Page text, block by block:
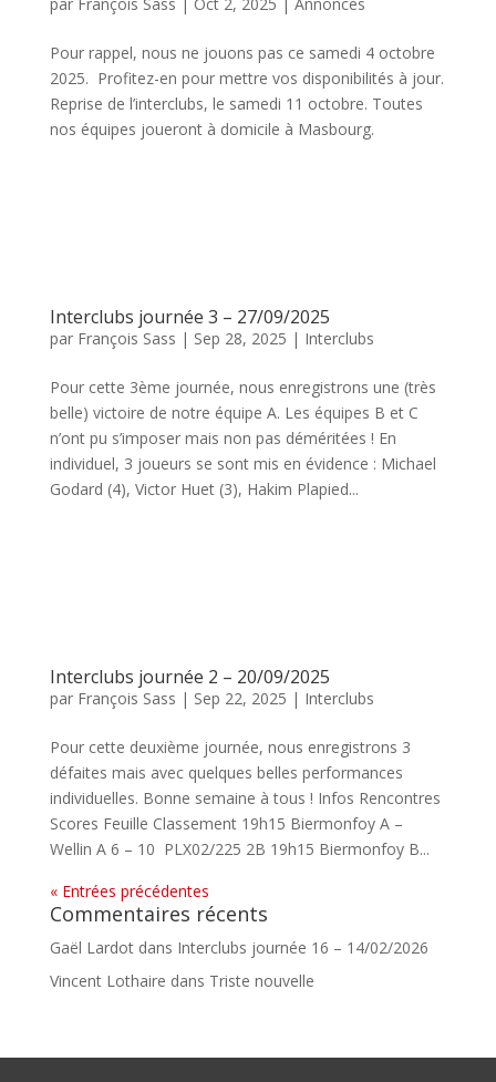
Pour rappel, nous ne jouons pas ce samedi 4 octobre
2025. Profitez-en pour mettre vos disponibilités à jour.
Reprise de l’interclubs, le samedi 11 octobre. Toutes
nos équipes joueront à domicile à Masbourg.
Interclubs journée 3 – 27/09/2025
par François Sass | Sep 28, 2025 | Interclubs
Pour cette 3ème journée, nous enregistrons une (très
belle) victoire de notre équipe A. Les équipes B et C
n’ont pu s’imposer mais non pas déméritées ! En
individuel, 3 joueurs se sont mis en évidence : Michael
Godard (4), Victor Huet (3), Hakim Plapied...
Interclubs journée 2 – 20/09/2025
par François Sass | Sep 22, 2025 | Interclubs
Pour cette deuxième journée, nous enregistrons 3
défaites mais avec quelques belles performances
individuelles. Bonne semaine à tous ! Infos Rencontres
Scores Feuille Classement 19h15 Biermonfoy A –
Wellin A 6 – 10 PLX02/225 2B 19h15 Biermonfoy B...
« Entrées précédentes
Commentaires récents
Gaël Lardotdans Interclubs journée 16 – 14/02/2026
Vincent Lothaire dans Triste nouvelle